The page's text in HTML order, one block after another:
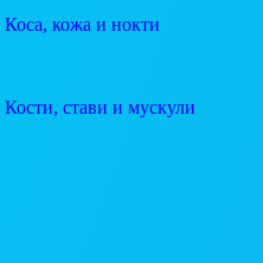
Коса, кожа и нокти
Кости, стави и мускули